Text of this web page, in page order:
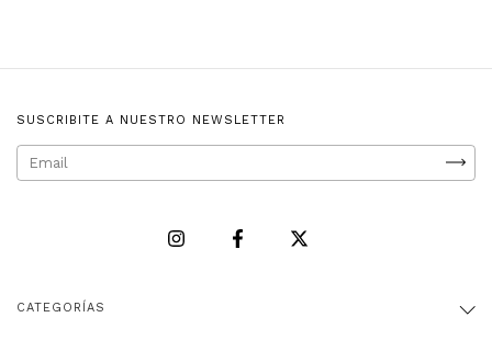
SUSCRIBITE A NUESTRO NEWSLETTER
CATEGORÍAS